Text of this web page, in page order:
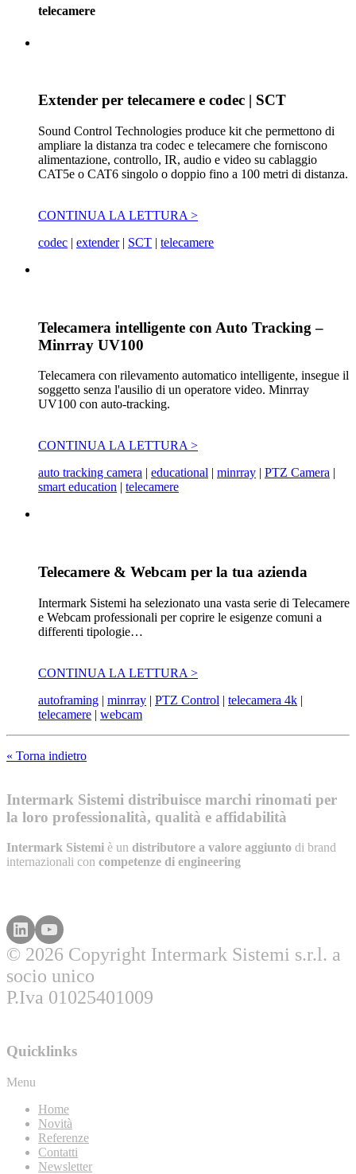
telecamere
Extender per telecamere e codec | SCT
Sound Control Technologies produce kit che permettono di
ampliare la distanza tra codec e telecamere che forniscono
alimentazione, controllo, IR, audio e video su cablaggio
CAT5e o CAT6 singolo o doppio fino a 100 metri di distanza.
CONTINUA LA LETTURA >
codec | extender| SCT | telecamere
Telecamera intelligente con Auto Tracking –
Minrray UV100
Telecamera con rilevamento automatico intelligente, insegue il
soggetto senza l'ausilio di un operatore video. Minrray
UV100 con auto-tracking.
CONTINUA LA LETTURA >
auto tracking camera | educational | minrray | PTZ Camera |
smart education | telecamere
Telecamere & Webcam per la tua azienda
Intermark Sistemi ha selezionato una vasta serie di Telecamere
e Webcam professionali per coprire le esigenze comuni a
differenti tipologie…
CONTINUA LA LETTURA >
autoframing | minrray | PTZ Control | telecamera 4k |
telecamere | webcam
« Torna indietro
Intermark Sistemi distribuisce marchi rinomati per
la loro professionalità, qualità e affidabilità
Intermark Sistemi è un distributore a valore aggiunto di brand
internazionali con competenze di engineering
© 2026 Copyright Intermark Sistemi s.r.l. a
socio unico
P.Iva 01025401009
Quicklinks
Menu
Home
Novità
Referenze
Contatti
Newsletter